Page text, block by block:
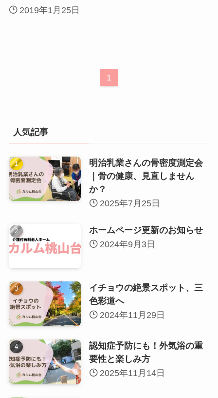
2019年1月25日
1
人気記事
明治乳業さんの骨密度測定会
｜骨の健康、見直しません
か？
2025年7月25日
ホームページ更新のお知らせ
2024年9月3日
イチョウの絶景スポット、三
色彩道へ
2024年11月29日
認知症予防にも！外気浴の重
要性と楽しみ方
2025年11月14日